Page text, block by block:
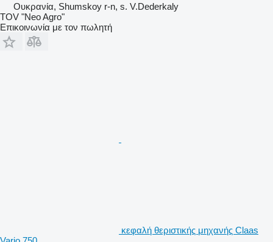
Ουκρανία, Shumskoy r-n, s. V.Dederkaly
TOV "Neo Agro"
Επικοινωνία με τον πωλητή
κεφαλή θεριστικής μηχανής Claas